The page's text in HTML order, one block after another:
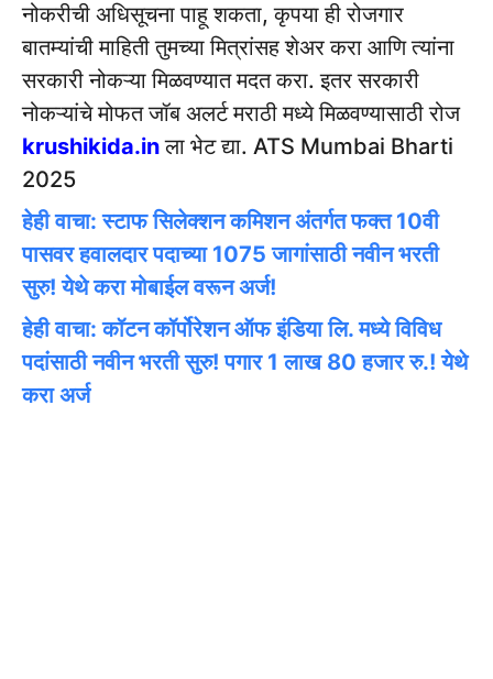
नोकरीची अधिसूचना पाहू शकता, कृपया ही रोजगार
बातम्यांची माहिती तुमच्या मित्रांसह शेअर करा आणि त्यांना
सरकारी नोकऱ्या मिळवण्यात मदत करा. इतर सरकारी
नोकऱ्यांचे मोफत जॉब अलर्ट मराठी मध्ये मिळवण्यासाठी रोज
krushikida.inला भेट द्या. ATS Mumbai Bharti
2025
हेही वाचा: स्टाफ सिलेक्शन कमिशन अंतर्गत फक्त 10वी
पासवर हवालदार पदाच्या 1075 जागांसाठी नवीन भरती
सुरु! येथे करा मोबाईल वरून अर्ज!
हेही वाचा: कॉटन कॉर्पोरेशन ऑफ इंडिया लि. मध्ये विविध
पदांसाठी नवीन भरती सुरु! पगार 1 लाख 80 हजार रु.! येथे
करा अर्ज